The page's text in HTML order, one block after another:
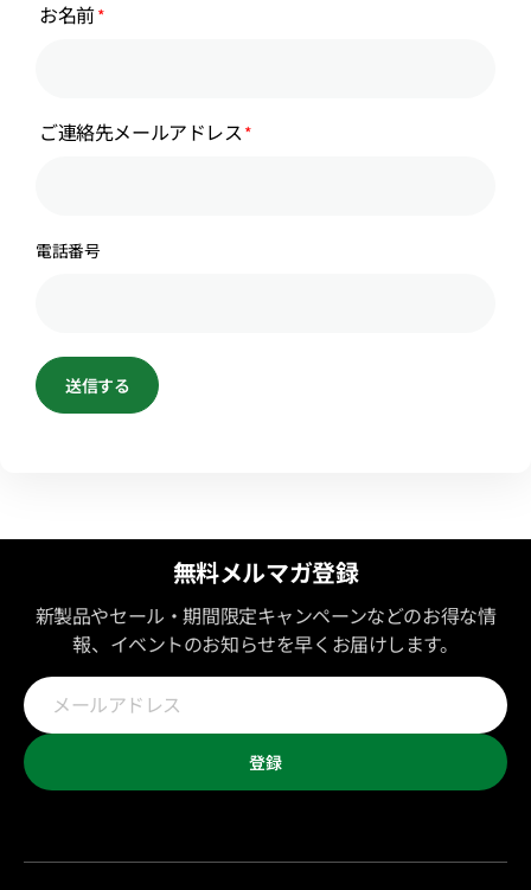
お名前
ご連絡先メールアドレス
電話番号
送信する
無料メルマガ登録
新製品やセール・期間限定キャンペーンなどのお得な情
報、イベントのお知らせを早くお届けします。
メ
ー
ル
ア
ド
登録